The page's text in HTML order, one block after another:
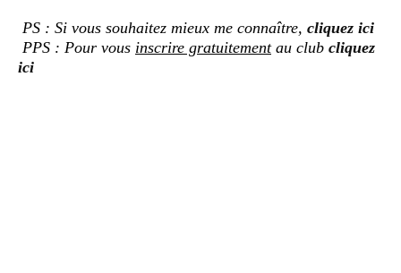
PS : Si vous souhaitez mieux me connaître, cliquez ici
PPS : Pour vous inscrire gratuitementau club cliquez
ici